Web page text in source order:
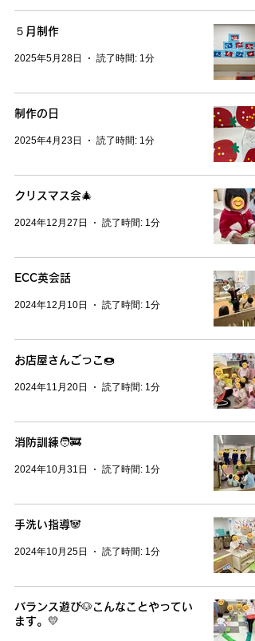
５月制作
2025年5月28日 読了時間: 1分
制作の日
2025年4月23日 読了時間: 1分
クリスマス会🎄
2024年12月27日 読了時間: 1分
ECC英会話
2024年12月10日 読了時間: 1分
お店屋さんごっこ🍩
2024年11月20日 読了時間: 1分
消防訓練🧑‍🚒
2024年10月31日 読了時間: 1分
手洗い指導🐼
2024年10月25日 読了時間: 1分
バランス遊び🐶こんなことやってい
ます。💛